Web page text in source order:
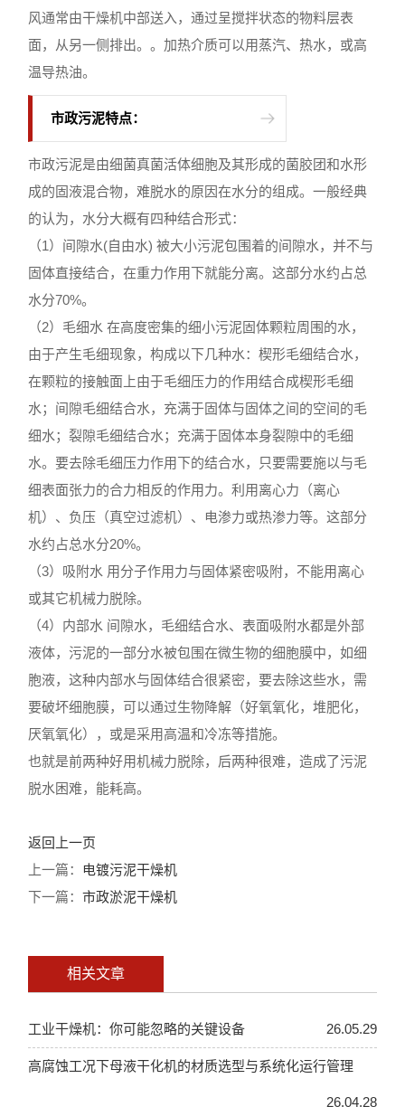
风通常由干燥机中部送入，通过呈搅拌状态的物料层表
面，从另一侧排出。。加热介质可以用蒸汽、热水，或高
温导热油。
市政污泥特点：
市政污泥是由细菌真菌活体细胞及其形成的菌胶团和水形
成的固液混合物，难脱水的原因在水分的组成。一般经典
的认为，水分大概有四种结合形式：
（1）间隙水(自由水) 被大小污泥包围着的间隙水，并不与
固体直接结合，在重力作用下就能分离。这部分水约占总
水分70%。
（2）毛细水 在高度密集的细小污泥固体颗粒周围的水，
由于产生毛细现象，构成以下几种水：楔形毛细结合水，
在颗粒的接触面上由于毛细压力的作用结合成楔形毛细
水；间隙毛细结合水，充满于固体与固体之间的空间的毛
细水；裂隙毛细结合水；充满于固体本身裂隙中的毛细
水。要去除毛细压力作用下的结合水，只要需要施以与毛
细表面张力的合力相反的作用力。利用离心力（离心
机）、负压（真空过滤机）、电渗力或热渗力等。这部分
水约占总水分20%。
（3）吸附水 用分子作用力与固体紧密吸附，不能用离心
或其它机械力脱除。
（4）内部水 间隙水，毛细结合水、表面吸附水都是外部
液体，污泥的一部分水被包围在微生物的细胞膜中，如细
胞液，这种内部水与固体结合很紧密，要去除这些水，需
要破坏细胞膜，可以通过生物降解（好氧氧化，堆肥化，
厌氧氧化），或是采用高温和冷冻等措施。
也就是前两种好用机械力脱除，后两种很难，造成了污泥
脱水困难，能耗高。
返回上一页
上一篇： 电镀污泥干燥机
下一篇：市政淤泥干燥机
相关文章
工业干燥机：你可能忽略的关键设备 26.05.29
高腐蚀工况下母液干化机的材质选型与系统化运行管理
26.04.28